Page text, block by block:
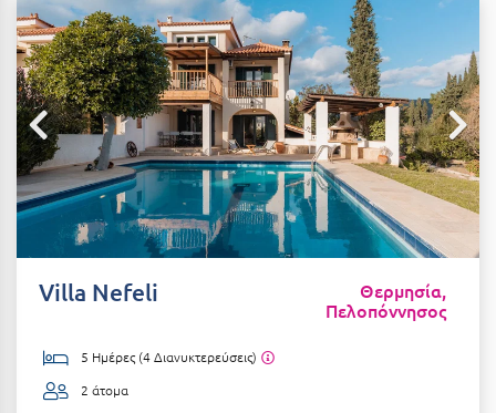
Αιδηψός
Αλεξανδρούπολη
Αλισσός Αχαΐας
Αλόννησος
Αμαλιάδα
Αμάρυνθος
Ανάβυσσος
Άνδρος
ΤΎΠΟΣ ΔΙΑΤΡΟΦΉΣ
Διαμονή Μόνο
Πρωινό
Ημιδιατροφή
Ημιδιατροφή + Ποτά
Πλήρης Διατροφή
Δύο Γεύματα + Ποτά
Villa Nefeli
Θερμησία,
Πελοπόννησος
5 Ημέρες (4 Διανυκτερεύσεις)
2 άτομα